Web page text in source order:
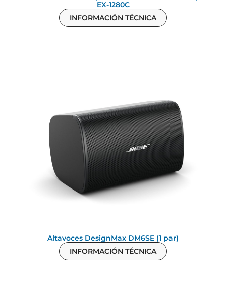
EX-1280C
INFORMACIÓN TÉCNICA
Altavoces DesignMax DM6SE (1 par)
INFORMACIÓN TÉCNICA